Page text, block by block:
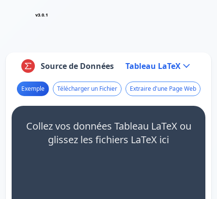
v3.0.1
Source de Données Tableau LaTeX
Exemple Télécharger un Fichier Extraire d'une Page Web
Collez vos données Tableau LaTeX ou
glissez les fichiers LaTeX ici